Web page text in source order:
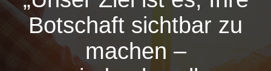
Botschaft sichtbar zu
machen –